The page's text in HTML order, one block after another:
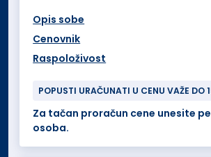
Opis sobe
Cenovnik
Raspoloživost
POPUSTI URAČUNATI U CENU VAŽE DO
Za tačan proračun cene unesite
osoba.